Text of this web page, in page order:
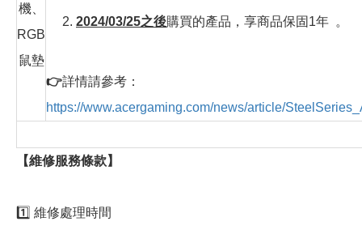
機、
RGB
鼠墊
2. 2024/03/25之後購買的產品，享商品保固1年 。
👉詳情請參考：
https://www.acergaming.com/news/article/
【維修服務條款】
1️⃣ 維修處理時間